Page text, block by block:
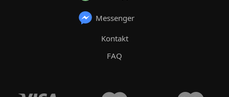
Messenger
Kontakt
FAQ